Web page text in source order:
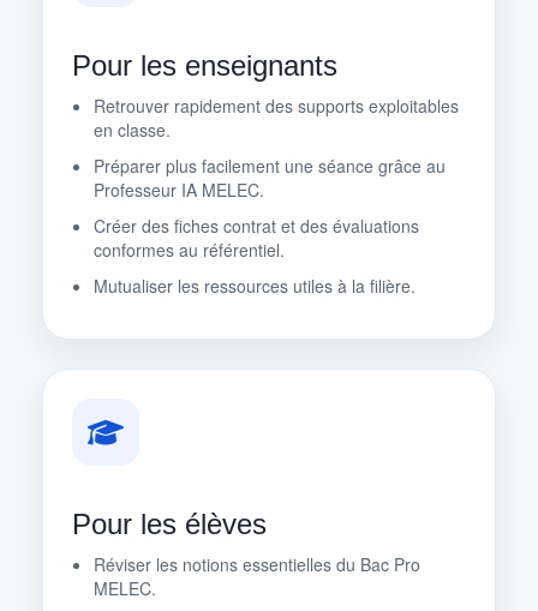
Pour les enseignants
Retrouver rapidement des supports exploitables
en classe.
Préparer plus facilement une séance grâce au
Professeur IA MELEC.
Créer des fiches contrat et des évaluations
conformes au référentiel.
Mutualiser les ressources utiles à la filière.
Pour les élèves
Réviser les notions essentielles du Bac Pro
MELEC.